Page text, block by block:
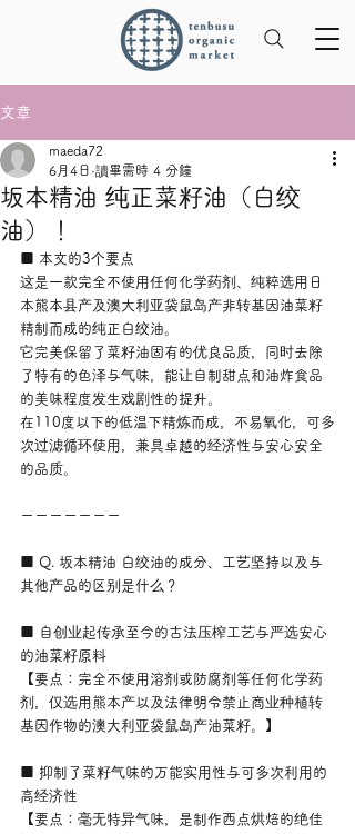
文章
坂本精油 纯正菜籽油（白绞
油）！
maeda72
6月4日 讀畢需時 4 分鐘
■ 本文的3个要点
这是一款完全不使用任何化学药剂、纯粹选用日
本熊本县产及澳大利亚袋鼠岛产非转基因油菜籽
精制而成的纯正白绞油。
它完美保留了菜籽油固有的优良品质，同时去除
了特有的色泽与气味，能让自制甜点和油炸食品
的美味程度发生戏剧性的提升。
在110度以下的低温下精炼而成，不易氧化，可多
次过滤循环使用，兼具卓越的经济性与安心安全
的品质。
ーーーーーーー
■ Q. 坂本精油 白绞油的成分、工艺坚持以及与
其他产品的区别是什么？
■ 自创业起传承至今的古法压榨工艺与严选安心
的油菜籽原料
【要点：完全不使用溶剂或防腐剂等任何化学药
剂，仅选用熊本产以及法律明令禁止商业种植转
基因作物的澳大利亚袋鼠岛产油菜籽。】
■ 抑制了菜籽气味的万能实用性与可多次利用的
高经济性
【要点：毫无特异气味，是制作西点烘焙的绝佳